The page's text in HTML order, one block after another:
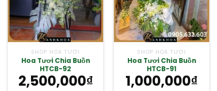
SHOP HOA TƯƠI
Hoa Tươi Chia Buồn
HTCB-92
2,500,000₫
SHOP HOA TƯƠI
Hoa Tươi Chia Buồn
HTCB-91
1,000,000₫